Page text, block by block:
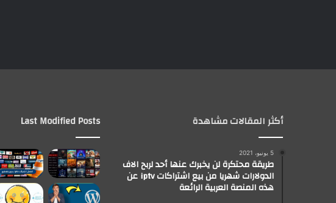
أكثر المقالات مشاهدة
5 يونيو، 2021
طريقة محتكرة لن يخبرك عنها أحد لربح الاف
الدولارات شهريا من بيع اشتراكات iptv عن
هذه المنصة العربية الرائعة
Last Modified Posts